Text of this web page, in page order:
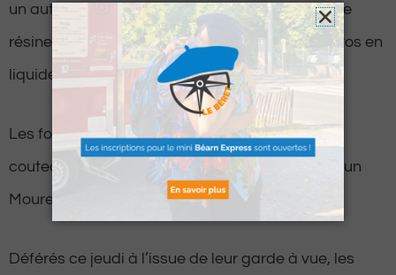
un automobiliste et son passager avec 160 g de
résine de cannabis et plusieurs centaines d’euros en
liquide, dans le quartier Saragosse à Pau.
Les fonctionnaires ont également saisi deux
couteaux et une arme à feu que le conducteur, un
Mourenxois agé de 18 ans, détenait sur lui.
Déférés ce jeudi à l’issue de leur garde à vue, les